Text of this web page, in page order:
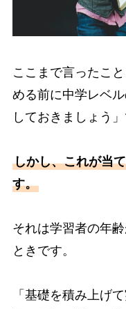
ここまで言ったこ
める前に中学レベ
しておきましょう」
しかし、これが当
す。
それは学習者の年
ときです。
「基礎を積み上げ